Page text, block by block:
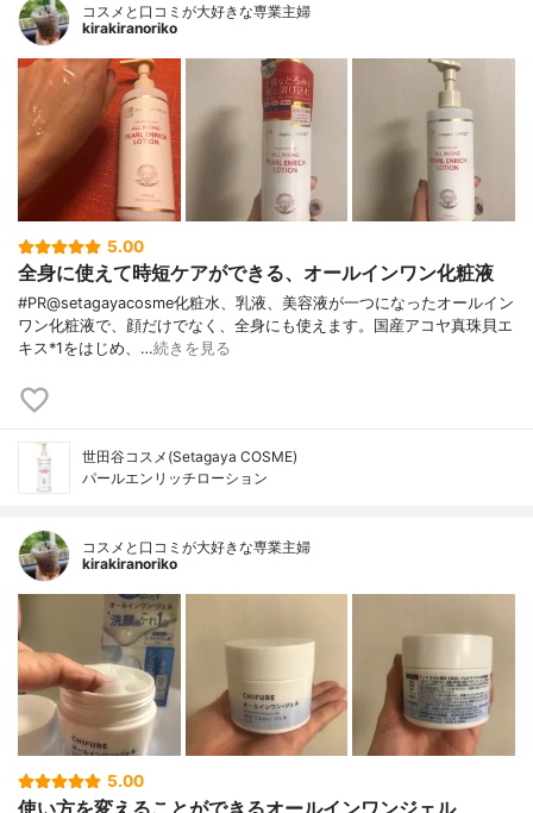
コスメと口コミが大好きな専業主婦
kirakiranoriko
5.00
全身に使えて時短ケアができる、オールインワン化粧液
#PR@setagayacosme化粧水、乳液、美容液が一つになったオールイン
ワン化粧液で、顔だけでなく、全身にも使えます。国産アコヤ真珠貝エ
キス*1をはじめ、…続きを見る
世田谷コスメ(Setagaya COSME)
パールエンリッチローション
コスメと口コミが大好きな専業主婦
kirakiranoriko
5.00
使い方を変えることができるオールインワンジェル